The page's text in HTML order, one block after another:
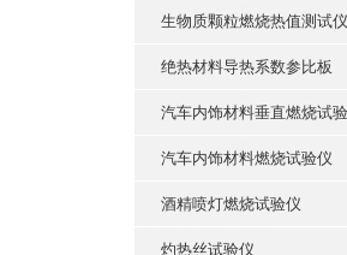
生物质颗粒燃烧热值测试仪
绝热材料导热系数参比板
汽车内饰材料垂直燃烧试
汽车内饰材料燃烧试验仪
酒精喷灯燃烧试验仪
灼热丝试验仪